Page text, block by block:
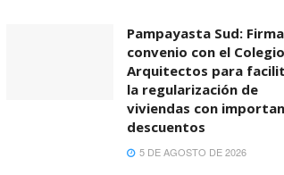
Pampayasta Sud:
convenio con el
Arquitectos para
la regularización de
viviendas con
descuentos
5 DE AGOSTO DE 2026